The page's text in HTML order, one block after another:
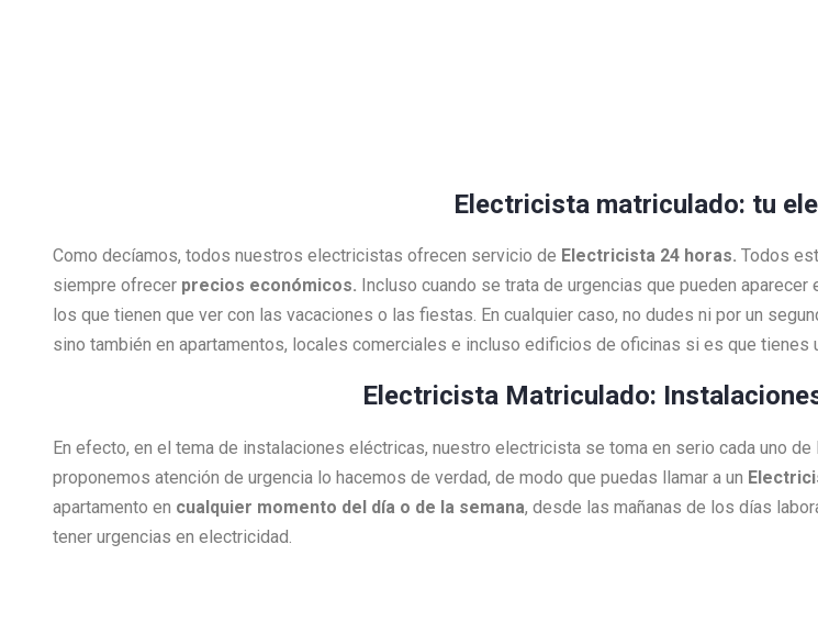
Electricista matriculado: tu
Como decíamos, todos nuestros electricistas ofrecen servicio de Electricista 24 horas. Todos
siempre ofrecer precios económicos. Incluso cuando se trata de urgencias que pueden
los que tienen que ver con las vacaciones o las fiestas. En cualquier caso, no dudes ni por un
sino también en apartamentos, locales comerciales e incluso edificios de oficinas si es que tienes
Electricista Matriculado:
En efecto, en el tema de instalaciones eléctricas, nuestro electricista se toma en serio cada uno
proponemos atención de urgencia lo hacemos de verdad, de modo que puedas llamar a un
apartamento en cualquier momento del día o de la semana, desde las mañanas de los días
tener urgencias en electricidad.